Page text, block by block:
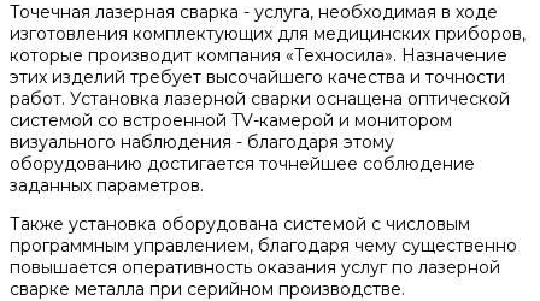
Точечная лазерная сварка - услуга, необходимая в ходе
изготовления комплектующих для медицинских приборов,
которые производит компания «Техносила». Назначение
этих изделий требует высочайшего качества и точности
работ. Установка лазерной сварки оснащена оптической
системой со встроенной TV-камерой и монитором
визуального наблюдения - благодаря этому
оборудованию достигается точнейшее соблюдение
заданных параметров.
Также установка оборудована системой с числовым
программным управлением, благодаря чему существенно
повышается оперативность оказания услуг по лазерной
сварке металла при серийном производстве.